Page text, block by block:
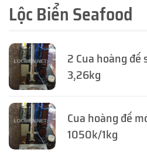
Lộc Biển Seafood
2 Cua hoàng
3,26kg
Cua hoàng đế
1050k/1kg